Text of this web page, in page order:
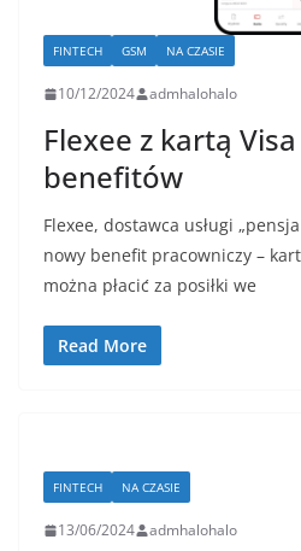
FINTECH GSM NA CZASIE
10/12/2024 admhalohalo
Flexee z kartą
benefitów
Flexee, dostawca usługi
nowy benefit pracowniczy –
można płacić za posiłki we
Read More
FINTECH NA CZASIE
13/06/2024 admhalohalo